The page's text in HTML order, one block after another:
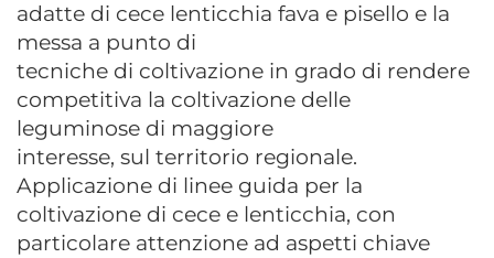
adatte di cece lenticchia fava e pisello e la
messa a punto di
tecniche di coltivazione in grado di rendere
competitiva la coltivazione delle
leguminose di maggiore
interesse, sul territorio regionale.
Applicazione di linee guida per la
coltivazione di cece e lenticchia, con
particolare attenzione ad aspetti chiave